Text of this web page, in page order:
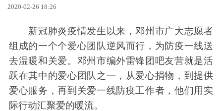
2020-02-26 18:26
新冠肺炎疫情发生以来，邓州市广大志愿者
组成的一个个爱心团队逆风而行，为防疫一线送
去温暖和关爱。邓州市编外雷锋团吧友营就是活
跃在其中的爱心团队之一，从爱心捐物，到提供
爱心服务，再到关爱一线防疫工作者，他们用实
际行动汇聚爱的暖流。